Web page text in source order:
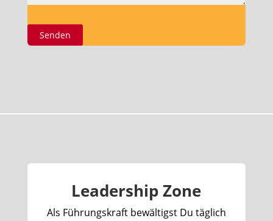
Leadership Zone
Als Führungskraft bewältigst Du täglich